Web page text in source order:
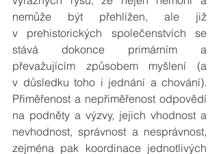
nemůže být přehlížen, ale již
v prehistorických společenstvích se
stává dokonce primárním a
převažujícím způsobem myšlení (a
v důsledku toho i jednání a chování).
Přiměřenost a nepřiměřenost odpovědí
na podněty a výzvy, jejich vhodnost a
nevhodnost, správnost a nesprávnost,
zejména pak koordinace jednotlivých